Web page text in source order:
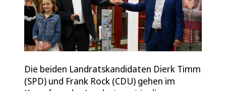
Die beiden Landratskandidaten Dierk Timm
(SPD) und Frank Rock (CDU) gehen im